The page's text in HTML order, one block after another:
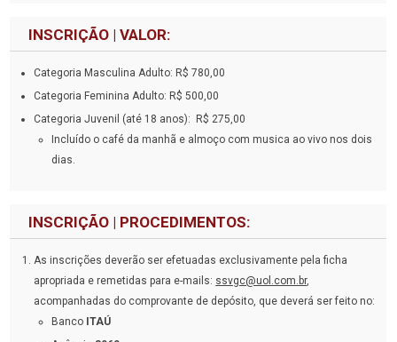
INSCRIÇÃO | VALOR:
Categoria Masculina Adulto: R$ 780,00
Categoria Feminina Adulto: R$ 500,00
Categoria Juvenil (até 18 anos): R$ 275,00
Incluído o café da manhã e almoço com musica ao vivo nos dois
dias.
INSCRIÇÃO | PROCEDIMENTOS:
As inscrições deverão ser efetuadas exclusivamente pela ficha
apropriada e remetidas para e-mails: ssvgc@uol.com.br,
acompanhadas do comprovante de depósito, que deverá ser feito no:
Banco ITAÚ